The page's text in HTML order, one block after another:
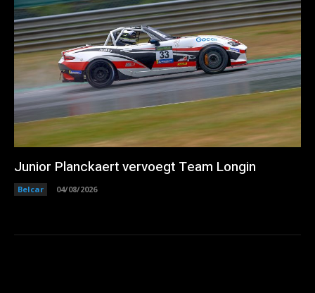
Junior Planckaert vervoegt Team Longin
Belcar 04/08/2026